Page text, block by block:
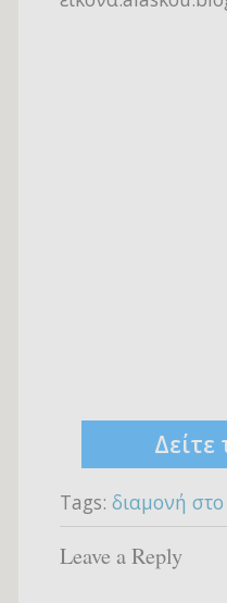
Δείτε
Tags: διαμονή
Leave a Reply